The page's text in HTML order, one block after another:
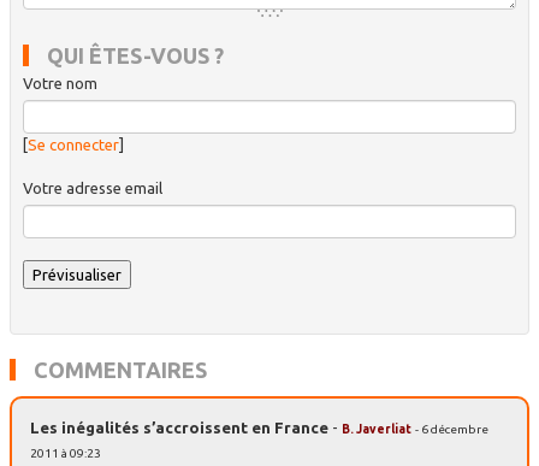
QUI ÊTES-VOUS ?
Votre nom
Se connecter]
Votre adresse email
COMMENTAIRES
Les inégalités s’accroissent en France - B. Javerliat - 6 décembre
2011 à 09:23